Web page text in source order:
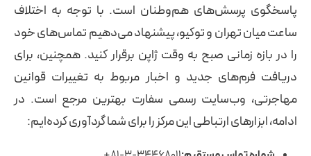
پاسخگوی پرسش‌های هم‌وطنان است. با توجه به اختلاف
ساعت میان تهران و توکیو، پیشنهاد می‌دهیم تماس‌های خود
را در بازه زمانی صبح به وقت ژاپن برقرار کنید. همچنین، برای
دریافت فرم‌های جدید و اخبار مربوط به تغییرات قوانین
مهاجرتی، وب‌سایت رسمی سفارت بهترین مرجع است. در
ادامه، ابزارهای ارتباطی این مرکز را برای شما گردآوری کرده‌ایم: